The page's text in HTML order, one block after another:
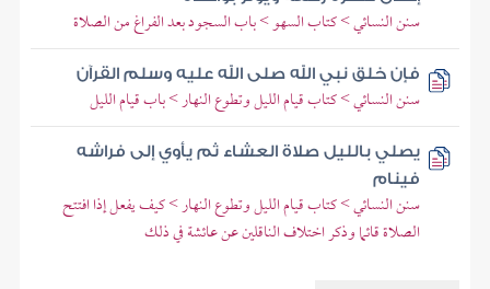
سنن النسائي > كتاب السهو > باب السجود بعد الفراغ من الصلاة
فإن خلق نبي الله صلى الله عليه وسلم القرآن
سنن النسائي > كتاب قيام الليل وتطوع النهار > باب قيام الليل
يصلي بالليل صلاة العشاء ثم يأوي إلى فراشه
فينام
سنن النسائي > كتاب قيام الليل وتطوع النهار > كيف يفعل إذا افتتح
الصلاة قائما وذكر اختلاف الناقلين عن عائشة في ذلك